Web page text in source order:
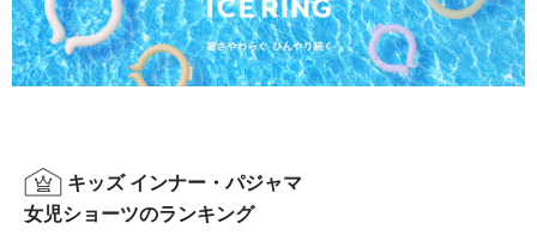
キッズ インナー・パジャマ
女児ショーツのランキング